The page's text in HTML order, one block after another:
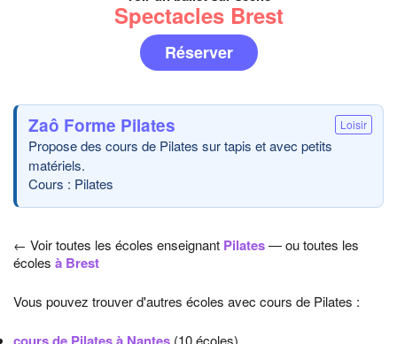
Spectacles Brest
Réserver
Zaô Forme Pilates Loisir
Propose des cours de Pilates sur tapis et avec petits
matériels.
Cours : Pilates
← Voir toutes les écoles enseignant Pilates— ou toutes les
écoles à Brest
Vous pouvez trouver d'autres écoles avec cours de Pilates :
cours de Pilates à Nantes (10 écoles)